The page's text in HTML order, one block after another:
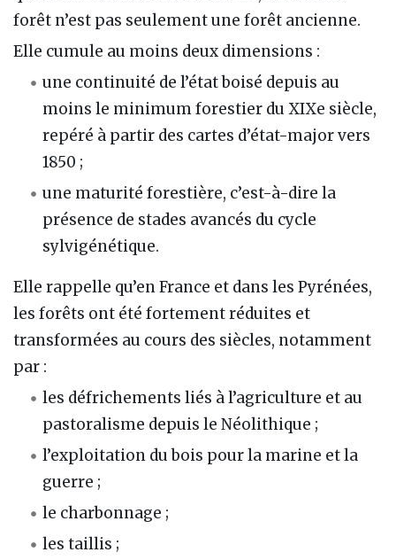
forêt n’est pas seulement une forêt ancienne.
Elle cumule au moins deux dimensions :
une continuité de l’état boisé depuis au
moins le minimum forestier du XIXe siècle,
repéré à partir des cartes d’état-major vers
1850 ;
une maturité forestière, c’est-à-dire la
présence de stades avancés du cycle
sylvigénétique.
Elle rappelle qu’en France et dans les Pyrénées,
les forêts ont été fortement réduites et
transformées au cours des siècles, notamment
par :
les défrichements liés à l’agriculture et au
pastoralisme depuis le Néolithique ;
l’exploitation du bois pour la marine et la
guerre ;
le charbonnage ;
les taillis ;